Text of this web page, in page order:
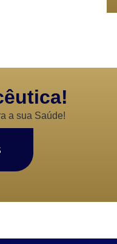
a sua Saúde!